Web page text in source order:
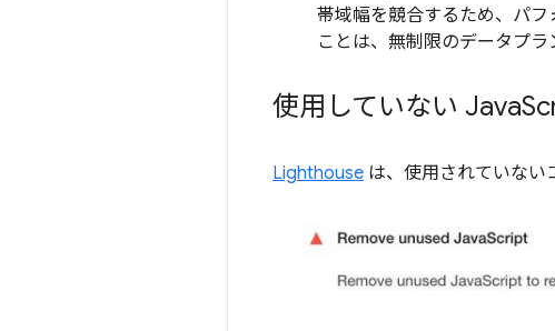
帯域幅を競合するため、パ
ことは、無制限のデータプラ
使用していない Java
Lighthouse は、使用されていない